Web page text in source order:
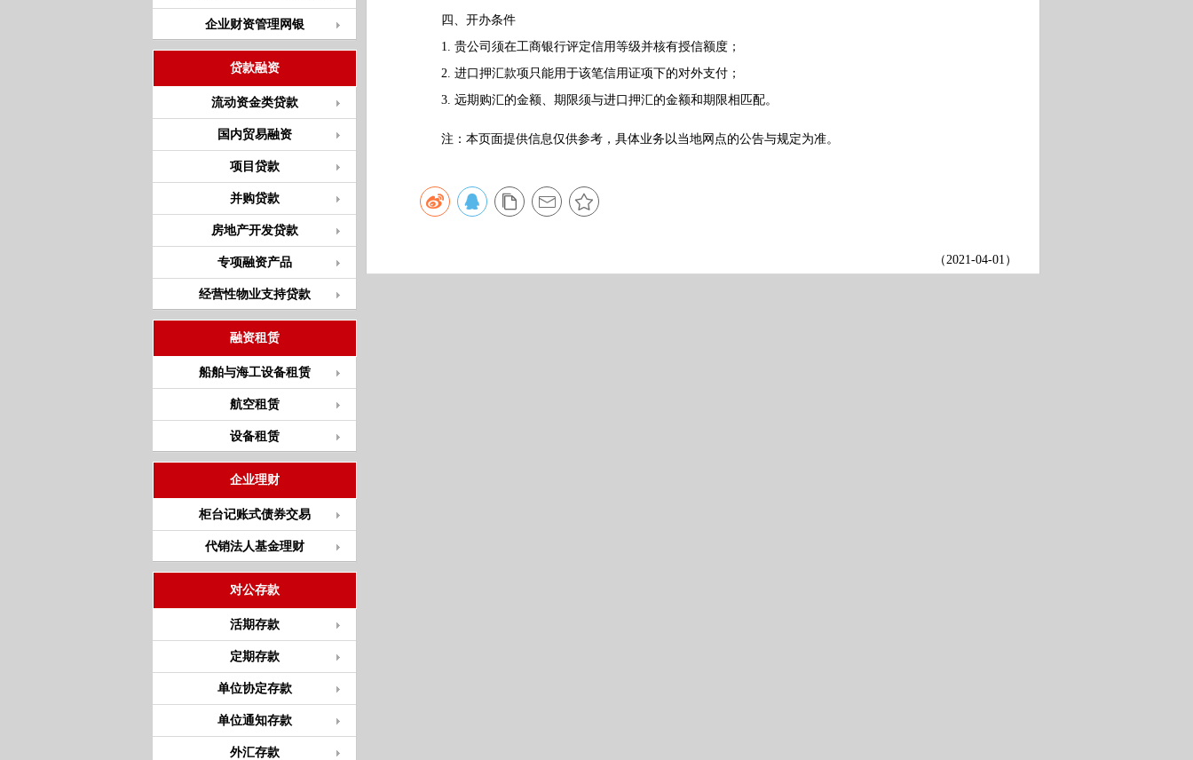
企业财资管理网银
贷款融资
流动资金类贷款
国内贸易融资
项目贷款
并购贷款
房地产开发贷款
专项融资产品
经营性物业支持贷款
融资租赁
船舶与海工设备租赁
航空租赁
设备租赁
企业理财
柜台记账式债券交易
代销法人基金理财
对公存款
活期存款
定期存款
单位协定存款
单位通知存款
外汇存款
四、开办条件
1. 贵公司须在工商银行评定信用等级并核有授信额度；
2. 进口押汇款项只能用于该笔信用证项下的对外支付；
3. 远期购汇的金额、期限须与进口押汇的金额和期限相匹配。
注：本页面提供信息仅供参考，具体业务以当地网点的公告与规定为准。
（2021-04-01 ）